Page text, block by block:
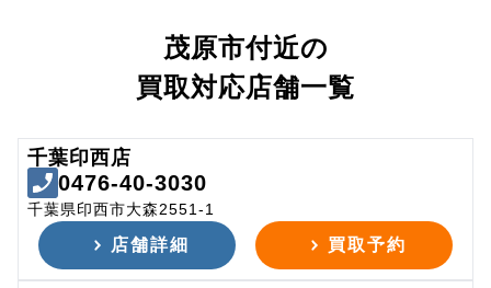
茂原市付近の
買取対応店舗一覧
千葉印西店
0476-40-3030
千葉県印西市大森2551-1
店舗詳細 買取予約